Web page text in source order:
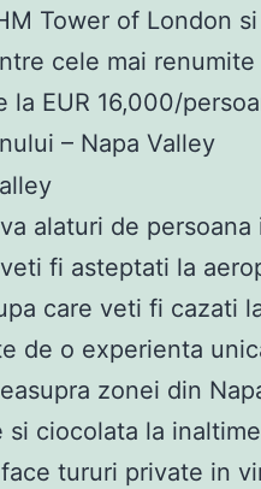
Tower of London
cele mai
la EUR 16,000/
– Napa Valley
alaturi de
fi asteptati la
care veti fi cazati
de o experienta
zonei din
si ciocolata la
tururi private in